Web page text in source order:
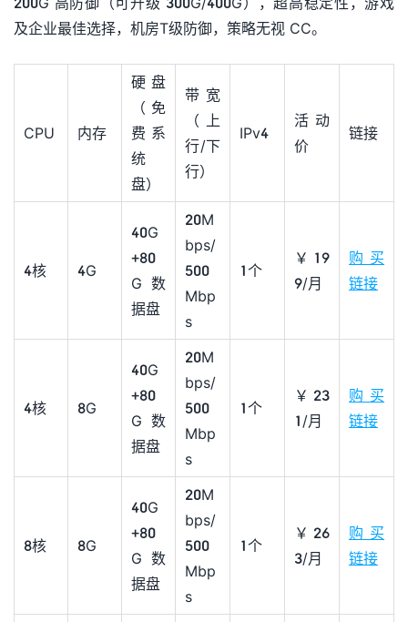
及企业最佳选择，机房T级防御，策略无视 CC。
CPU 内存
硬盘
（免
费系
统
盘）
带宽
（上
行/下
行）
IPv4
活动
价
链接
4核 4G
40G
+80
G数
据盘
20M
bps/
500
Mbp
s
1个
￥19
9/月
购买
链接
4核 8G
40G
+80
G数
据盘
20M
bps/
500
Mbp
s
1个
￥23
1/月
购买
链接
8核 8G
40G
+80
G数
据盘
20M
bps/
500
Mbp
s
1个
￥26
3/月
购买
链接